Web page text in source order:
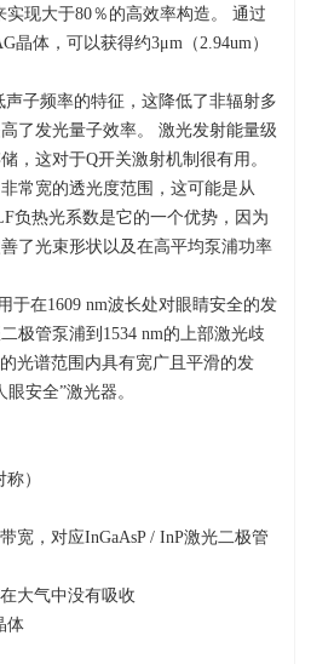
实现大于80％的高效率构造。 通过
晶体，可以获得约3μm （ 2.94um ）
声子频率的特征，这降低了非辐射多
了发光量子效率。 激光发射能量级
，这对于Q开关激射机制很有用。
常宽的透光度范围，这可能是从
负热光系数是它的一个优势，因为
了光束形状以及在高平均泵浦功率
于在1609 nm波长处对眼睛安全的发
极管泵浦到 1534 nm的上部激光歧
的光谱范围内具有宽广且平滑的发
安全”激光器。
）
宽，对应InGaAsP / InP激光二极管
大气中没有吸收
体